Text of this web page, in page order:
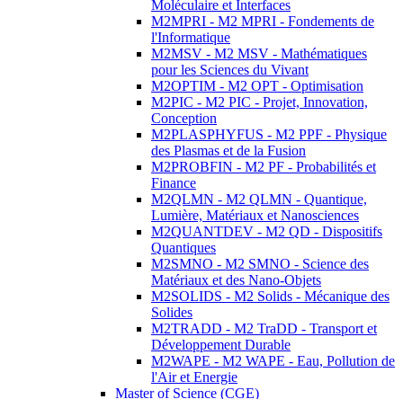
Moléculaire et Interfaces
M2MPRI - M2 MPRI - Fondements de
l'Informatique
M2MSV - M2 MSV - Mathématiques
pour les Sciences du Vivant
M2OPTIM - M2 OPT - Optimisation
M2PIC - M2 PIC - Projet, Innovation,
Conception
M2PLASPHYFUS - M2 PPF - Physique
des Plasmas et de la Fusion
M2PROBFIN - M2 PF - Probabilités et
Finance
M2QLMN - M2 QLMN - Quantique,
Lumière, Matériaux et Nanosciences
M2QUANTDEV - M2 QD - Dispositifs
Quantiques
M2SMNO - M2 SMNO - Science des
Matériaux et des Nano-Objets
M2SOLIDS - M2 Solids - Mécanique des
Solides
M2TRADD - M2 TraDD - Transport et
Développement Durable
M2WAPE - M2 WAPE - Eau, Pollution de
l'Air et Energie
Master of Science (CGE)